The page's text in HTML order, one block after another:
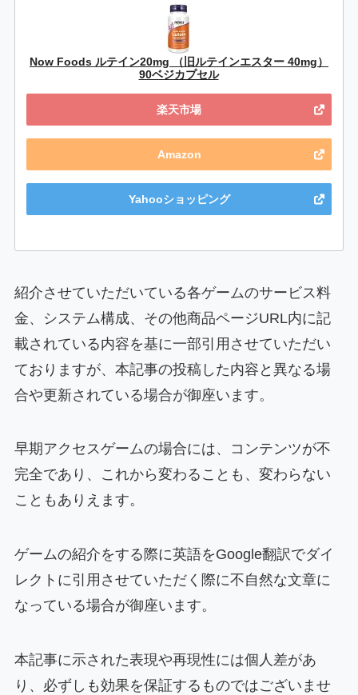
Now Foods ルテイン20mg （旧ルテインエスター 40mg）
90ベジカプセル
楽天市場
Amazon
Yahooショッピング
紹介させていただいている各ゲームのサービス料
金、システム構成、その他商品ページURL内に記
載されている内容を基に一部引用させていただい
ておりますが、本記事の投稿した内容と異なる場
合や更新されている場合が御座います。
早期アクセスゲームの場合には、コンテンツが不
完全であり、これから変わることも、変わらない
こともありえます。
ゲームの紹介をする際に英語をGoogle翻訳でダイ
レクトに引用させていただく際に不自然な文章に
なっている場合が御座います。
本記事に示された表現や再現性には個人差があ
り、必ずしも効果を保証するものではございませ